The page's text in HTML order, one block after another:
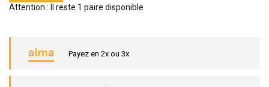
Attention : Il reste 1 paire disponible
Payez en 2x ou 3x